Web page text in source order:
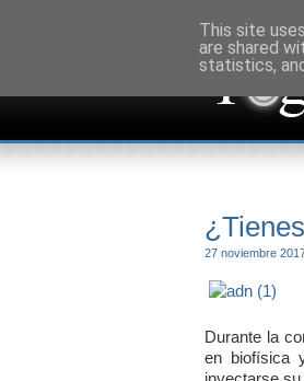
27 noviembre
Durante la
en biofísica
This site
are shared
statistics,